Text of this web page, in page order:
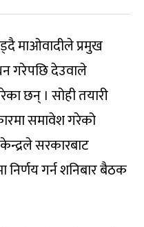
माओवादीले प्रमुख
गरेपछि देउवाले
छन् । सोही तयारी
समावेश गरेको
सरकारबाट
निर्णय गर्न शनिबार बैठक